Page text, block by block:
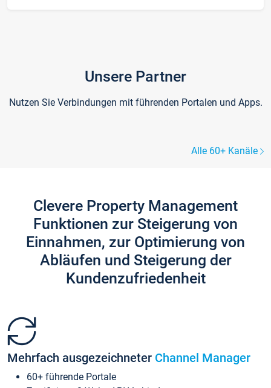
Unsere Partner
Nutzen Sie Verbindungen mit führenden Portalen und Apps.
Alle 60+ Kanäle
Clevere Property Management
Funktionen zur Steigerung von
Einnahmen, zur Optimierung von
Abläufen und Steigerung der
Kundenzufriedenheit
Mehrfach ausgezeichneter Channel Manager
60+ führende Portale